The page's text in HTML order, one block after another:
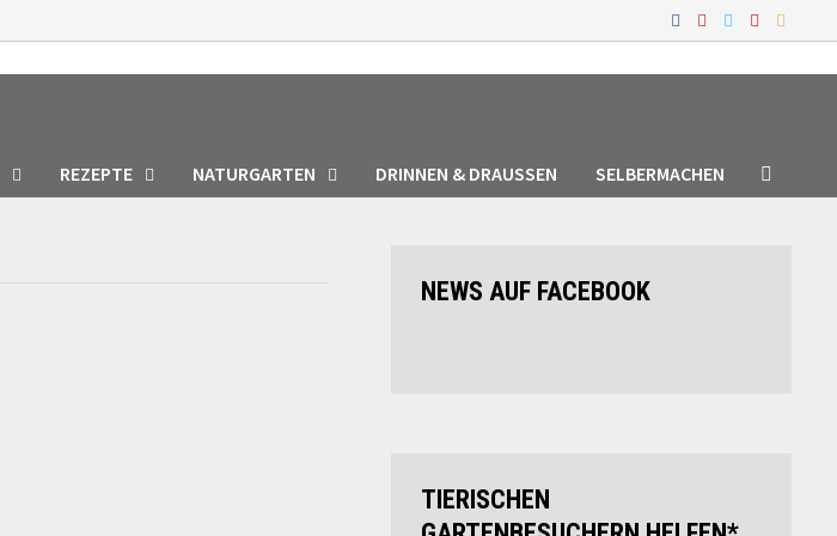
REZEPTE NATURGARTEN DRINNEN & DRAUSSEN SELBERMACHEN
NEWS AUF FACEBOOK
TIERISCHEN